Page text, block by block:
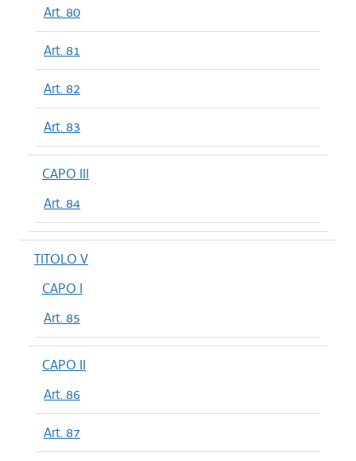
Art. 80
Art. 81
Art. 82
Art. 83
CAPO III
Art. 84
TITOLO V
CAPO I
Art. 85
CAPO II
Art. 86
Art. 87